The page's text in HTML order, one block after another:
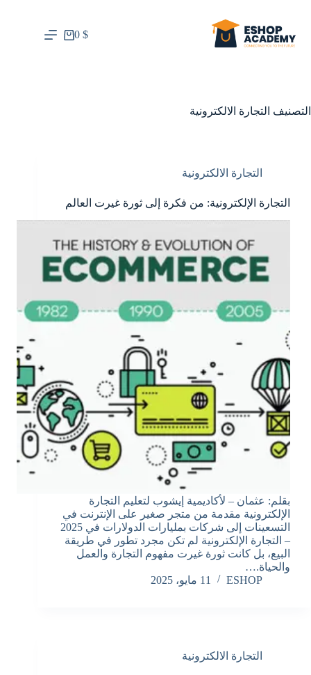
0 $
التصنيف التجارة الالكترونية
التجارة الالكترونية
التجارة الإلكترونية: من فكرة إلى ثورة غيرت العالم
بقلم: عثمان – لأكاديمية إيشوب لتعليم التجارة
الإلكترونية مقدمة من متجر صغير على الإنترنت في
التسعينات إلى شركات بمليارات الدولارات في 2025
– التجارة الإلكترونية لم تكن مجرد تطور في طريقة
البيع، بل كانت ثورة غيرت مفهوم التجارة والعمل
والحياة.…
ESHOP
11 مايو، 2025
التجارة الالكترونية